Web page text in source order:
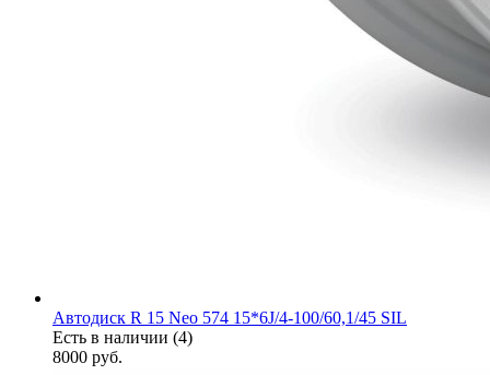
Автодиск R 15 Neo 574 15*6J/4-100/60,1/45 SIL
Есть в наличии (4)
8000 руб.